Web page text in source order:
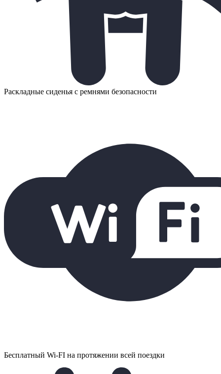
Раскладные сиденья с ремнями безопасности
Бесплатный Wi-FI на протяжении всей поездки